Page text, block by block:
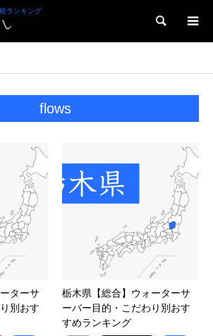
ランキング
検索
flows
ターサ
別おす
栃木県【総合】ウォーターサ
ーバー目的・こだわり別おす
すめランキング